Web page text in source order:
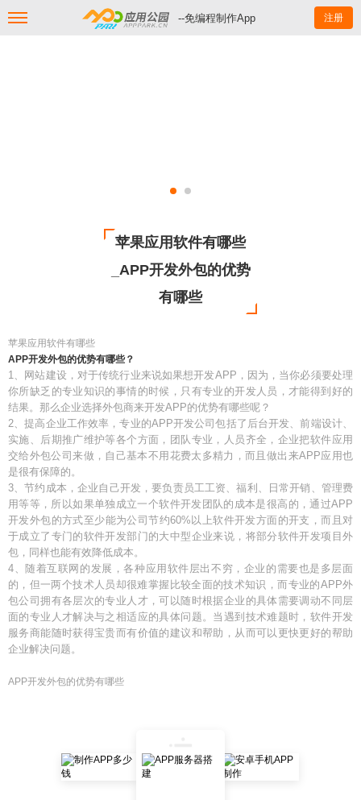
--免编程制作App 注册
苹果应用软件有哪些
_APP开发外包的优势
有哪些
苹果应用软件有哪些
APP开发外包的优势有哪些？
1、网站建设，对于传统行业来说如果想开发APP，因为，当你必须要处理
你所缺乏的专业知识的事情的时候，只有专业的开发人员，才能得到好的
结果。那么企业选择外包商来开发APP的优势有哪些呢？
2、提高企业工作效率，专业的APP开发公司包括了后台开发、前端设计、
实施、后期推广维护等各个方面，团队专业，人员齐全，企业把软件应用
交给外包公司来做，自己基本不用花费太多精力，而且做出来APP应用也
是很有保障的。
3、节约成本，企业自己开发，要负责员工工资、福利、日常开销、管理费
用等等，所以如果单独成立一个软件开发团队的成本是很高的，通过APP
开发外包的方式至少能为公司节约60%以上软件开发方面的开支，而且对
于成立了专门的软件开发部门的大中型企业来说，将部分软件开发项目外
包，同样也能有效降低成本。
4、随着互联网的发展，各种应用软件层出不穷，企业的需要也是多层面
的，但一两个技术人员却很难掌握比较全面的技术知识，而专业的APP外
包公司拥有各层次的专业人才，可以随时根据企业的具体需要调动不同层
面的专业人才解决与之相适应的具体问题。当遇到技术难题时，软件开发
服务商能随时获得宝贵而有价值的建议和帮助，从而可以更快更好的帮助
企业解决问题。
APP开发外包的优势有哪些